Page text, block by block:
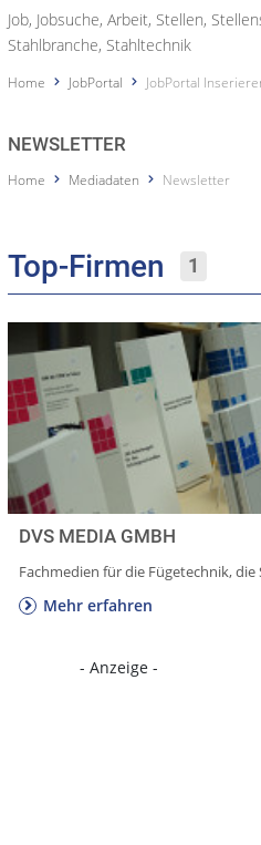
Job, Jobsuche, Arbeit, Stellen,
Stahlbranche, Stahltechnik
Home JobPortal JobPortal
NEWSLETTER
Home Mediadaten Newsletter
Top-Firmen 1
DVS MEDIA GMBH
Fachmedien für die Fügetechnik,
Mehr erfahren
- Anzeige -